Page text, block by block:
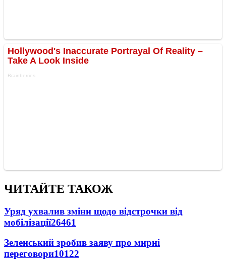
ЧИТАЙТЕ ТАКОЖ
Уряд ухвалив зміни щодо відстрочки від
мобілізації26461
Зеленський зробив заяву про мирні
переговори10122